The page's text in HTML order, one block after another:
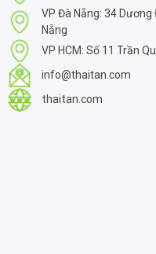
VP Đà Nẵng: 34
Nẵng
VP HCM: Số 11 Trần
info@thaitan.com
thaitan.com